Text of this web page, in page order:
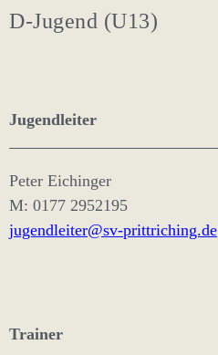
D-Jugend (U13)
Jugendleiter
Peter Eichinger
M: 0177 2952195
jugendleiter@sv-prittriching.de
Trainer